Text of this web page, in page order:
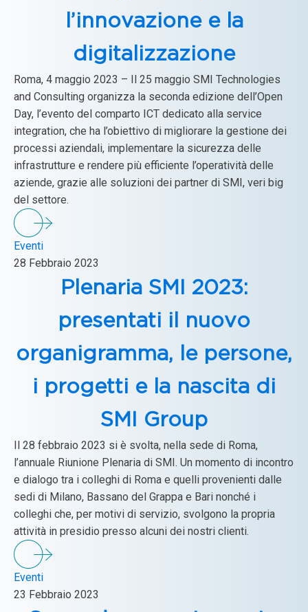
l’innovazione e la
digitalizzazione
Roma, 4 maggio 2023 – Il 25 maggio SMI Technologies
and Consulting organizza la seconda edizione dell’Open
Day, l’evento del comparto ICT dedicato alla service
integration, che ha l’obiettivo di migliorare la gestione dei
processi aziendali, implementare la sicurezza delle
infrastrutture e rendere più efficiente l’operatività delle
aziende, grazie alle soluzioni dei partner di SMI, veri big
del settore.
Eventi
28 Febbraio 2023
Plenaria SMI 2023:
presentati il nuovo
organigramma, le persone,
i progetti e la nascita di
SMI Group
Il 28 febbraio 2023 si è svolta, nella sede di Roma,
l’annuale Riunione Plenaria di SMI. Un momento di incontro
e dialogo tra i colleghi di Roma e quelli provenienti dalle
sedi di Milano, Bassano del Grappa e Bari nonché i
colleghi che, per motivi di servizio, svolgono la propria
attività in presidio presso alcuni dei nostri clienti.
Eventi
23 Febbraio 2023